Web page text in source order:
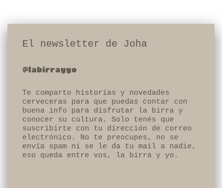
El newsletter de Joha
@labirrayyo
Te comparto historias y novedades
cerveceras para que puedas contar con
buena info para disfrutar la birra y
conocer su cultura. Solo tenés que
suscribirte con tu dirección de correo
electrónico. No te preocupes, no se
envía spam ni se le da tu mail a nadie,
eso queda entre vos, la birra y yo.